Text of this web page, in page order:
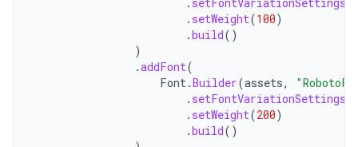
. setFontVariationSettings
. setWeight(100)
.build()
)
.addFont(
Font.Builder(assets,
. setFontVariationSettings
. setWeight(200)
.build()